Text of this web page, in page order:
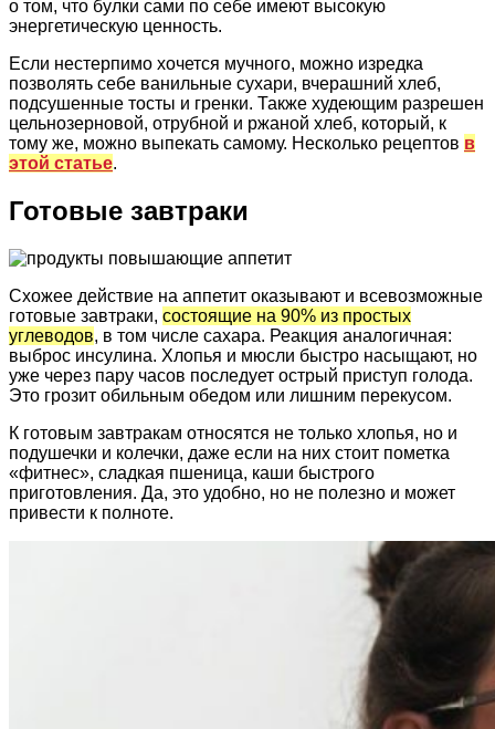
о том, что булки сами по себе имеют высокую
энергетическую ценность.
Если нестерпимо хочется мучного, можно изредка
позволять себе ванильные сухари, вчерашний хлеб,
подсушенные тосты и гренки. Также худеющим разрешен
цельнозерновой, отрубной и ржаной хлеб, который, к
тому же, можно выпекать самому. Несколько рецептов в
этой статье.
Готовые завтраки
Схожее действие на аппетит оказывают и всевозможные
готовые завтраки, состоящие на 90% из простых
углеводов, в том числе сахара. Реакция аналогичная:
выброс инсулина. Хлопья и мюсли быстро насыщают, но
уже через пару часов последует острый приступ голода.
Это грозит обильным обедом или лишним перекусом.
К готовым завтракам относятся не только хлопья, но и
подушечки и колечки, даже если на них стоит пометка
«фитнес», сладкая пшеница, каши быстрого
приготовления. Да, это удобно, но не полезно и может
привести к полноте.